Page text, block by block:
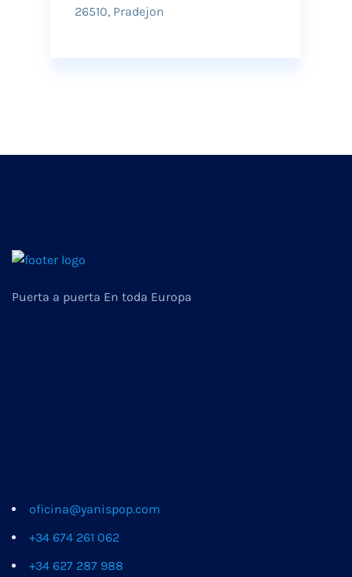
26510, Pradejon
Puerta a puerta En toda Europa
oficina@yanispop.com
+34 674 261 062
+34 627 287 988